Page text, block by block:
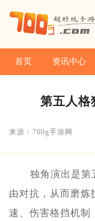
首页 资讯中心
第五人格
来源：700g手游网
独角演出是第
由对抗，从而磨炼
速、伤害格挡机制